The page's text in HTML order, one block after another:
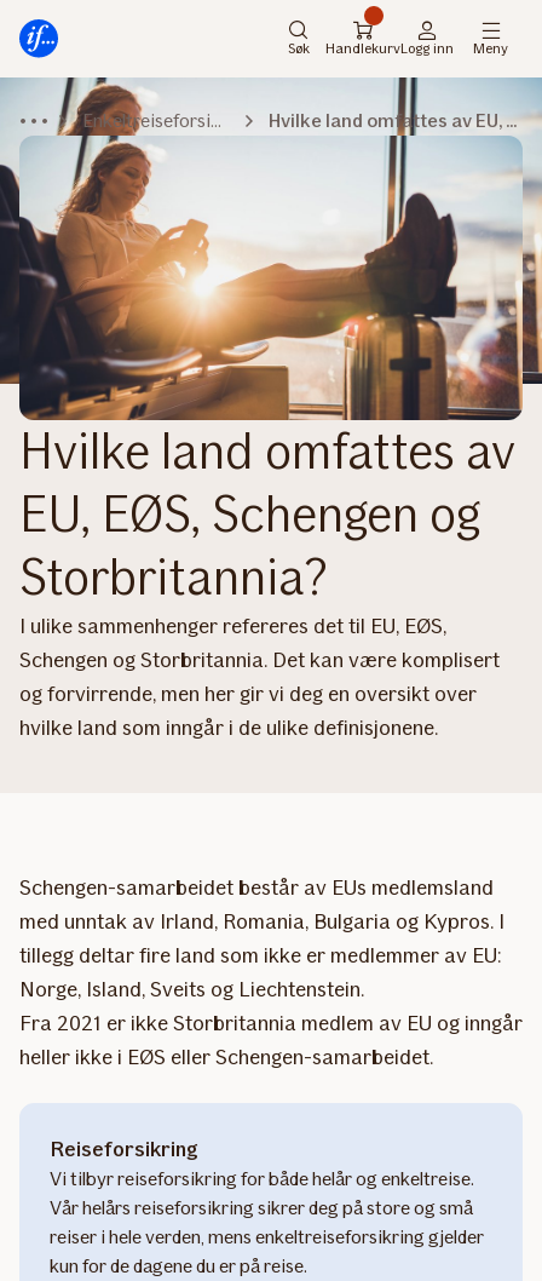
innhold
Søk HandlekurvLogg inn Meny
Enkeltreiseforsikring Hvilke land omfattes av EU, EØS, Schengen og Storbritannia
Hvilke land omfattes av
EU, EØS, Schengen og
Storbritannia?
I ulike sammenhenger refereres det til EU, EØS,
Schengen og Storbritannia. Det kan være komplisert
og forvirrende, men her gir vi deg en oversikt over
hvilke land som inngår i de ulike definisjonene.
Schengen-samarbeidet består av EUs medlemsland
med unntak av Irland, Romania, Bulgaria og Kypros. I
tillegg deltar fire land som ikke er medlemmer av EU:
Norge, Island, Sveits og Liechtenstein.
Fra 2021 er ikke Storbritannia medlem av EU og inngår
heller ikke i EØS eller Schengen-samarbeidet.
Reiseforsikring
Vi tilbyr reiseforsikring for både helår og enkeltreise.
Vår helårs reiseforsikring sikrer deg på store og små
reiser i hele verden, mens enkeltreiseforsikring gjelder
kun for de dagene du er på reise.